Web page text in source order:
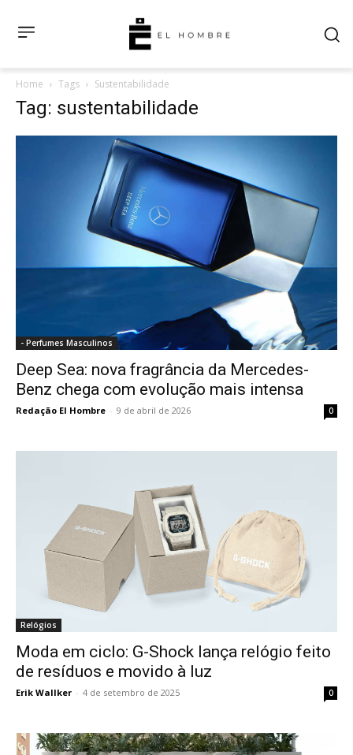
Home Tags Sustentabilidade
Tag: sustentabilidade
- Perfumes Masculinos
Deep Sea: nova fragrância da Mercedes-
Benz chega com evolução mais intensa
Redação El Hombre - 9 de abril de 2026 0
Relógios
Moda em ciclo: G-Shock lança relógio feito
de resíduos e movido à luz
Erik Wallker - 4 de setembro de 2025 0